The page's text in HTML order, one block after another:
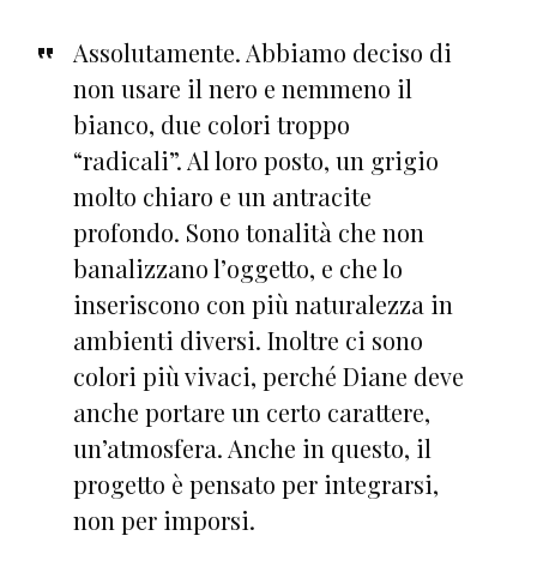
Assolutamente. Abbiamo deciso di
non usare il nero e nemmeno il
bianco, due colori troppo
“radicali”. Al loro posto, un grigio
molto chiaro e un antracite
profondo. Sono tonalità che non
banalizzano l’oggetto, e che lo
inseriscono con più naturalezza in
ambienti diversi. Inoltre ci sono
colori più vivaci, perché Diane deve
anche portare un certo carattere,
un’atmosfera. Anche in questo, il
progetto è pensato per integrarsi,
non per imporsi.